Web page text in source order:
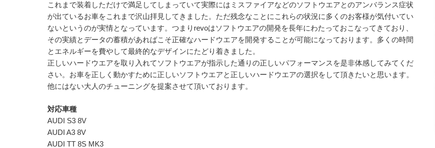
これまで装着しただけで満足してしまっていて実際にはミスファイアなどのソフトウエアとのアンバランス症状
が出ているお車をこれまで沢山拝見してきました。ただ残念なことにこれらの状況に多くのお客様が気付いてい
ないというのが実情となっています。つまりrevoはソフトウエアの開発を長年にわたっておこなってきており、
その実績とデータの蓄積があればこそ正確なハードウエアを開発することが可能になっております。多くの時間
とエネルギーを費やして最終的なデザインにたどり着きました。
正しいハードウエアを取り入れてソフトウエアが指示した通りの正しいパフォーマンスを是非体感してみてくだ
さい。お車を正しく動かすために正しいソフトウエアと正しいハードウエアの選択をして頂きたいと思います。
他にはない大人のチューニングを提案させて頂いております。
対応車種
AUDI S3 8V
AUDI A3 8V
AUDI TT 8S MK3